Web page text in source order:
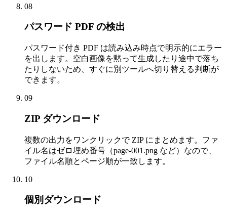
08
パスワード PDF の検出
パスワード付き PDF は読み込み時点で明示的にエラー
を出します。空白画像を黙って生成したり途中で落ち
たりしないため、すぐに別ツールへ切り替える判断が
できます。
09
ZIP ダウンロード
複数の出力をワンクリックで ZIP にまとめます。ファ
イル名はゼロ埋め番号（page-001.png など）なので、
ファイル名順とページ順が一致します。
10
個別ダウンロード